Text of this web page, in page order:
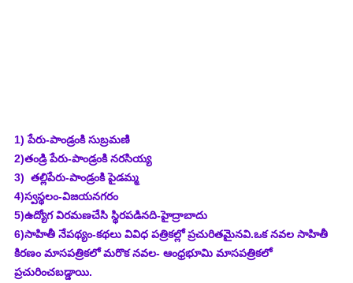
1) పేరు-పాండ్రంకి సుబ్రమణి
2)తండ్రి పేరు-పాండ్రంకి నరసియ్య
3)  తల్లిపేరు-పాండ్రంకి పైడమ్మ
4)స్వస్థలం-విజయనగరం
5)ఉద్యోగ విరమణచేసి స్థిరపడినది-హైద్రాబాదు
6)సాహితీ నేపథ్యం-కథలు వివిధ పత్రికల్లో ప్రచురితమైనవి.ఒక నవల సాహితీ
కిరణం మాసపత్రికలో మరొక నవల- ఆంధ్రభూమి మాసపత్రికలో
ప్రచురించబడ్డాయి.